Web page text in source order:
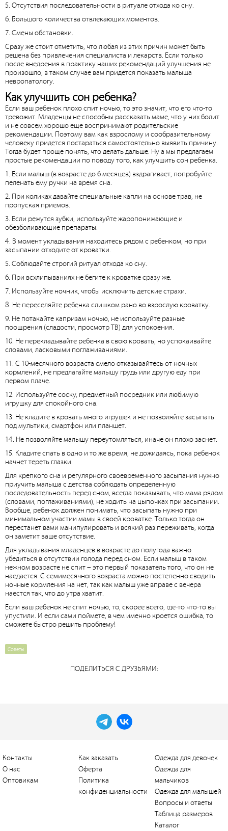
5. Отсутствия последовательности в ритуале отхода ко сну.
6. Большого количества отвлекающих моментов.
7. Смены обстановки.
Сразу же стоит отметить, что любая из этих причин может быть
решена без привлечения специалиста и лекарств. Если только
после внедрения в практику наших рекомендаций улучшения не
произошло, в таком случае вам придется показать малыша
невропатологу.
Как улучшить сон ребенка?
Если ваш ребенок плохо спит ночью, то это значит, что его что-то
тревожит. Младенцы не способны рассказать маме, что у них болит
и не совсем хорошо еще воспринимают родительские
рекомендации. Поэтому вам как взрослому и сообразительному
человеку придется постараться самостоятельно выявить причину.
Тогда будет проще понять, что делать дальше. Ну а мы предлагаем
простые рекомендации по поводу того, как улучшить сон ребенка.
1. Если малыш (в возрасте до 6 месяцев) вздрагивает, попробуйте
пеленать ему ручки на время сна.
2. При коликах давайте специальные капли на основе трав, не
пропуская приемов.
3. Если режутся зубки, используйте жаропонижающие и
обезболивающие препараты.
4. В момент укладывания находитесь рядом с ребенком, но при
засыпании отходите от кроватки.
5. Соблюдайте строгий ритуал отхода ко сну.
6. При всхлипываниях не бегите к кроватке сразу же.
7. Используйте ночник, чтобы исключить детские страхи.
8. Не переселяйте ребенка слишком рано во взрослую кроватку.
9. Не потакайте капризам ночью, не используйте разные
поощрения (сладости, просмотр ТВ) для успокоения.
10. Не перекладывайте ребенка в свою кровать, но успокаивайте
словами, ласковыми поглаживаниями.
11. С 10-месячного возраста смело отказывайтесь от ночных
кормлений, не предлагайте малышу грудь или другую еду при
первом плаче.
12. Используйте соску, предметный посредник или любимую
игрушку для спокойного сна.
13. Не кладите в кровать много игрушек и не позволяйте засыпать
под мультики, смартфон или планшет.
14. Не позволяйте малышу переутомляться, иначе он плохо заснет.
15. Кладите спать в одно и то же время, не дожидаясь, пока ребенок
начнет тереть глазки.
Для крепкого сна и регулярного своевременного засыпания нужно
приучить малыша с детства соблюдать определенную
последовательность перед сном, всегда показывать, что мама рядом
(словами, поглаживаниями), не ходить на цыпочках при засыпании.
Вообще, ребенок должен понимать, что засыпать нужно при
минимальном участии мамы в своей кроватке. Только тогда он
перестанет вами манипулировать и всякий раз переживать, когда
он заметит ваше отсутствие.
Для укладывания младенцев в возрасте до полугода важно
убедиться в отсутствии голода перед сном. Если малыш в таком
нежном возрасте не спит – это первый показатель того, что он не
наедается. С семимесячного возраста можно постепенно сводить
ночные кормления на нет, так как малыш уже вправе с вечера
наестся так, что до утра хватит.
Если ваш ребенок не спит ночью, то, скорее всего, где-то что-то вы
упустили. И если сами поймете, в чем именно кроется ошибка, то
сможете быстро решить проблему!
Советы
ПОДЕЛИТЬСЯ С ДРУЗЬЯМИ:
Контакты
О нас
Оптовикам
Как заказать
Оферта
Политика
конфиденциальности
Одежда для девочек
Одежда для
мальчиков
Одежда для малышей
Вопросы и ответы
Таблица размеров
Каталог